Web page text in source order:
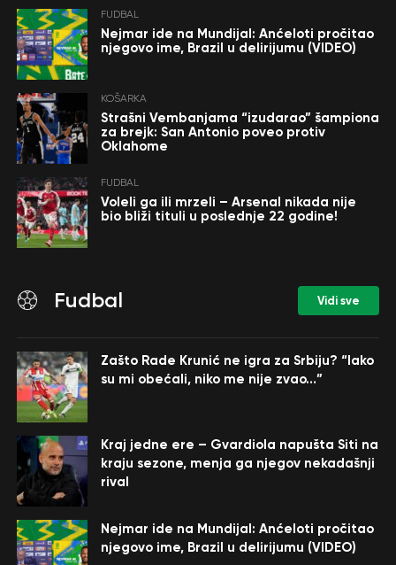
FUDBAL
Nejmar ide na Mundijal: Anćeloti pročitao
njegovo ime, Brazil u delirijumu (VIDEO)
KOŠARKA
Strašni Vembanjama “izudarao” šampiona
za brejk: San Antonio poveo protiv
Oklahome
FUDBAL
Voleli ga ili mrzeli – Arsenal nikada nije
bio bliži tituli u poslednje 22 godine!
Fudbal Vidi sve
Zašto Rade Krunić ne igra za Srbiju? “Iako
su mi obećali, niko me nije zvao…”
Kraj jedne ere – Gvardiola napušta Siti na
kraju sezone, menja ga njegov nekadašnji
rival
Nejmar ide na Mundijal: Anćeloti pročitao
njegovo ime, Brazil u delirijumu (VIDEO)